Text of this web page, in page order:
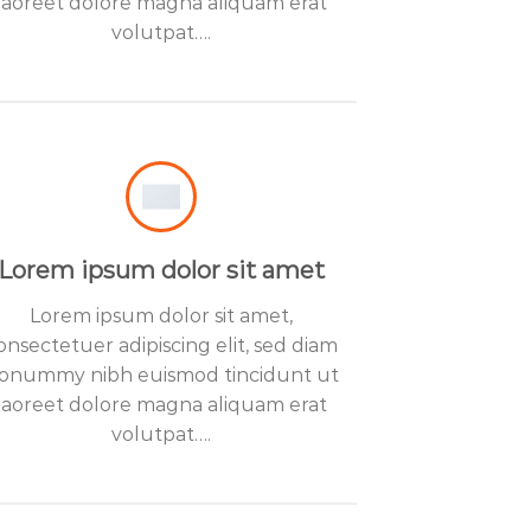
volutpat….
ipsum dolor sit amet
Lorem ipsum dolor sit amet,
adipiscing elit, sed diam
nibh euismod tincidunt ut
dolore magna aliquam erat
volutpat….